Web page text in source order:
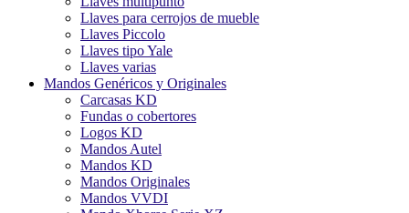
Llaves para cerrojos de mueble
Llaves Piccolo
Llaves tipo Yale
Llaves varias
Mandos Genéricos y Originales
Carcasas KD
Fundas o cobertores
Logos KD
Mandos Autel
Mandos KD
Mandos Originales
Mandos VVDI